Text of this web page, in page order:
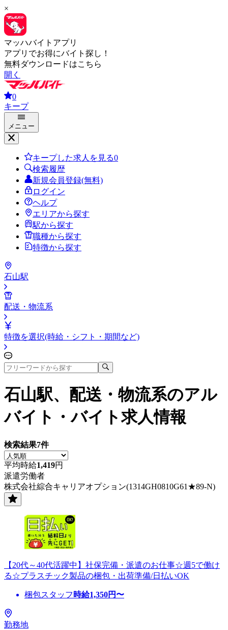
×
マッハバイトアプリ
アプリでお得にバイト探し！
無料ダウンロードはこちら
開く
0
キープ
メニュー
キープした求人を見る0
検索履歴
新規会員登録(無料)
ログイン
ヘルプ
エリアから探す
駅から探す
職種から探す
特徴から探す
石山駅
配送・物流系
特徴を選択(時給・シフト・期間など)
石山駅、配送・物流系のアル
バイト・バイト求人情報
検索結果7件
平均時給1,419円
派遣労働者
株式会社綜合キャリアオプション(1314GH0810G61★89-N)
【20代～40代活躍中】社保完備・派遣のお仕事☆週5で働け
る☆プラスチック製品の梱包・出荷準備/日払いOK
梱包スタッフ 時給1,350円〜
勤務地